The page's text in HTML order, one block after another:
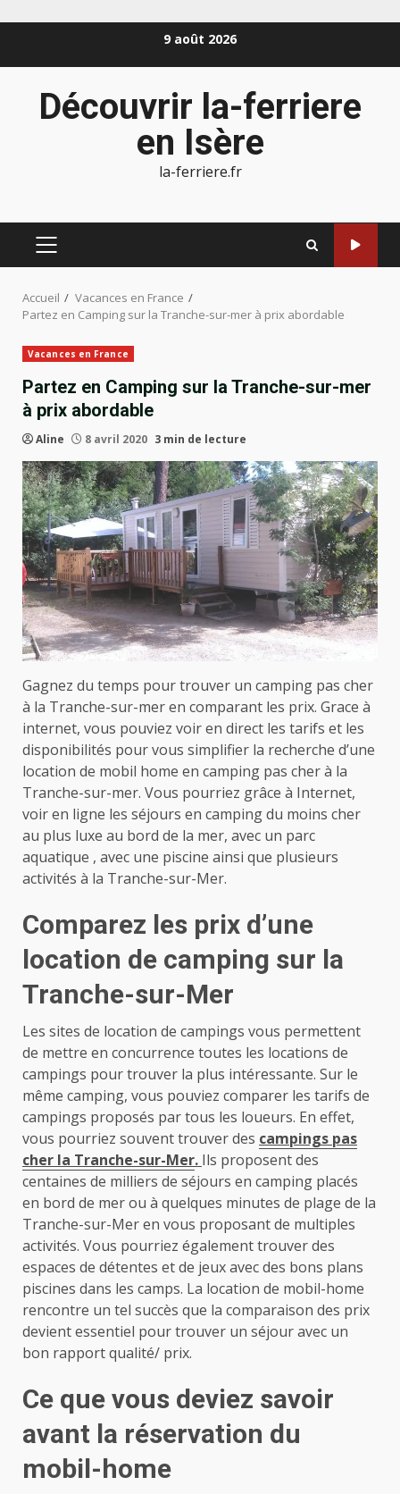
9 août 2026
Découvrir la-ferriere
en Isère
la-ferriere.fr
MENU
Accueil
Vacances en France
Partez en Camping sur la Tranche-sur-mer à prix abordable
Vacances en France
Partez en Camping sur la Tranche-sur-mer
à prix abordable
Aline 8 avril 2020 3 min de lecture
Gagnez du temps pour trouver un camping pas cher
à la Tranche-sur-mer en comparant les prix. Grace à
internet, vous pouviez voir en direct les tarifs et les
disponibilités pour vous simplifier la recherche d’une
location de mobil home en camping pas cher à la
Tranche-sur-mer. Vous pourriez grâce à Internet,
voir en ligne les séjours en camping du moins cher
au plus luxe au bord de la mer, avec un parc
aquatique , avec une piscine ainsi que plusieurs
activités à la Tranche-sur-Mer.
Comparez les prix d’une
location de camping sur la
Tranche-sur-Mer
Les sites de location de campings vous permettent
de mettre en concurrence toutes les locations de
campings pour trouver la plus intéressante. Sur le
même camping, vous pouviez comparer les tarifs de
campings proposés par tous les loueurs. En effet,
vous pourriez souvent trouver des campings pas
cher la Tranche-sur-Mer. Ils proposent des
centaines de milliers de séjours en camping placés
en bord de mer ou à quelques minutes de plage de la
Tranche-sur-Mer en vous proposant de multiples
activités. Vous pourriez également trouver des
espaces de détentes et de jeux avec des bons plans
piscines dans les camps. La location de mobil-home
rencontre un tel succès que la comparaison des prix
devient essentiel pour trouver un séjour avec un
bon rapport qualité/ prix.
Ce que vous deviez savoir
avant la réservation du
mobil-home